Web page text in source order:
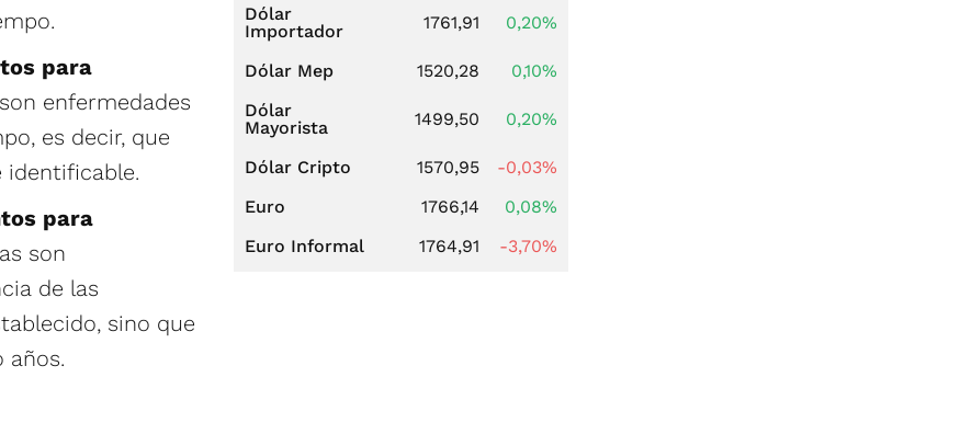
para
enfermedades
es decir, que
identificable.
para
son
de las
sino que
años.
Dólar
Importador
1761,91 0,20%
Dólar Mep 1520,28
0,10%
Dólar
Mayorista
1499,50 0,20%
Dólar Cripto 1570,95
-0,03%
Euro
1766,14
0,08%
Euro Informal
1764,91 -3,70%